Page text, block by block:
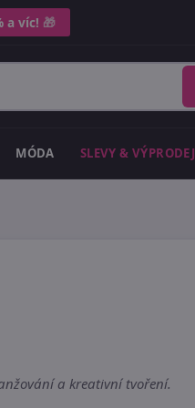
a víc! 🎁
MÓDA SLEVY & VÝPRODEJ
a kreativní tvoření.